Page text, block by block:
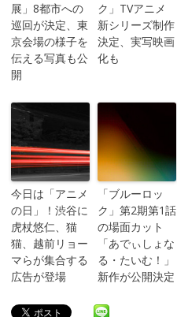
展」8都市への
巡回が決定、東
京会場の様子を
伝える写真も公
開
ク」TVアニメ
新シリーズ制作
決定、実写映画
化も
今日は「アニメ
の日」！渋谷に
虎杖悠仁、猫
猫、越前リョー
マらが集合する
広告が登場
「ブルーロッ
ク」第2期第1話
の場面カット
「あでぃしょな
る・たいむ！」
新作が公開決定